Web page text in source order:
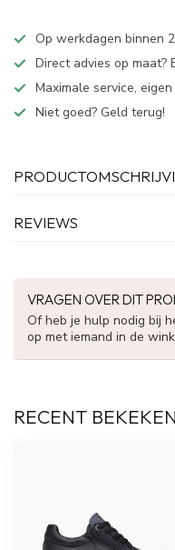
Op werkdagen binnen
Direct advies op maat?
Maximale service,
Niet goed? Geld terug!
REVIEWS
VRAGEN OVER DIT
Of heb je hulp nodig bij
op met iemand in de
RECENT BEKEKEN